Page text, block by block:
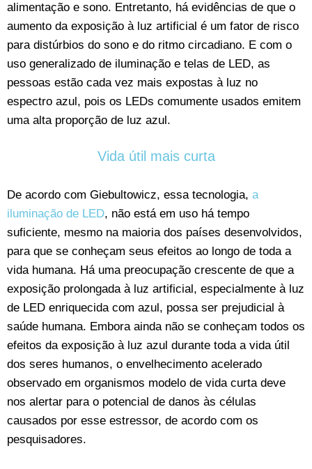
alimentação e sono. Entretanto, há evidências de que o
aumento da exposição à luz artificial é um fator de risco
para distúrbios do sono e do ritmo circadiano. E com o
uso generalizado de iluminação e telas de LED, as
pessoas estão cada vez mais expostas à luz no
espectro azul, pois os LEDs comumente usados emitem
uma alta proporção de luz azul.
Vida útil mais curta
De acordo com Giebultowicz, essa tecnologia, a
iluminação de LED, não está em uso há tempo
suficiente, mesmo na maioria dos países desenvolvidos,
para que se conheçam seus efeitos ao longo de toda a
vida humana. Há uma preocupação crescente de que a
exposição prolongada à luz artificial, especialmente à luz
de LED enriquecida com azul, possa ser prejudicial à
saúde humana. Embora ainda não se conheçam todos os
efeitos da exposição à luz azul durante toda a vida útil
dos seres humanos, o envelhecimento acelerado
observado em organismos modelo de vida curta deve
nos alertar para o potencial de danos às células
causados por esse estressor, de acordo com os
pesquisadores.